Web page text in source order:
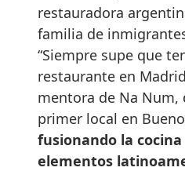
restauradora
familia de
“Siempre supe que
restaurante en
mentora de Na Num,
primer local en
fusionando la
elementos